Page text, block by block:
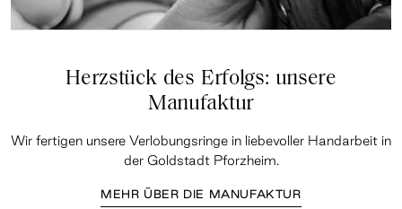
Herzstück des Erfolgs: unsere
Manufaktur
Wir fertigen unsere Verlobungsringe in liebevoller Handarbeit in
der Goldstadt Pforzheim.
MEHR ÜBER DIE MANUFAKTUR